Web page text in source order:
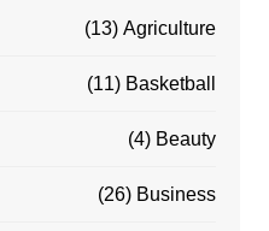
Agriculture
(13)
Basketball
(11)
Beauty
(4)
Business
(26)